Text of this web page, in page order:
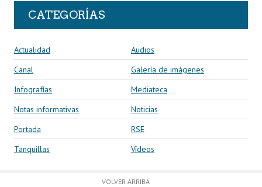
CATEGORÍAS
Actualidad
Audios
Canal
Galería de imágenes
Infografías
Mediateca
Notas informativas
Noticias
Portada
RSE
Tanquillas
Vídeos
VOLVER ARRIBA